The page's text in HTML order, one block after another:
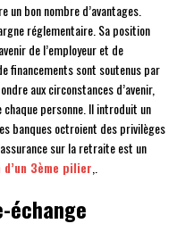
bon nombre d’avantages.
réglementaire. Sa position
de l’employeur et de
financements sont soutenus par
aux circonstances d’avenir,
personne. Il introduit un
banques octroient des privilèges
sur la retraite est un
3ème pilier,.
échange